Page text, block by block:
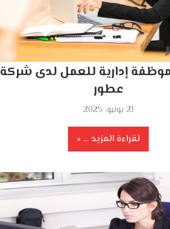
إدارية للعمل لدى شركة
عطور
21 يوليو، 2025
لقراءة المزيد ...